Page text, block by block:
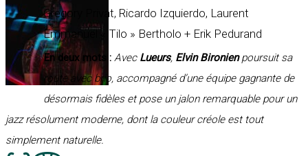
Gregory Privat, Ricardo Izquierdo, Laurent
Emmanuel « Tilo » Bertholo + Erik Pedurand
En deux mots : Avec Lueurs, Elvin Bironienpoursuit sa
route avec brio, accompagné d’une équipe gagnante de
désormais fidèles et pose un jalon remarquable pour un
jazz résolument moderne, dont la couleur créole est tout
simplement naturelle.